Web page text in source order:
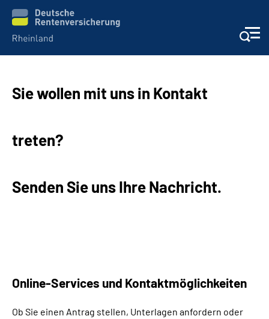
Online-Services
Klinikverbund
Presse
Inhalte in Gebärdensprache (DGS)
Sie wollen mit uns in Kontakt
treten?
Senden Sie uns Ihre Nachricht.
Online-Services und Kontaktmöglichkeiten
Ob Sie einen Antrag stellen, Unterlagen anfordern oder